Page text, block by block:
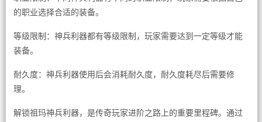
的职业选择合适的装备。
等级限制：神兵利器都有等级限制，玩家需要达到一定等级才能
装备。
耐久度：神兵利器使用后会消耗耐久度，耐久度耗尽后需要修
理。
解锁祖玛神兵利器，是传奇玩家进阶之路上的重要里程碑。通过